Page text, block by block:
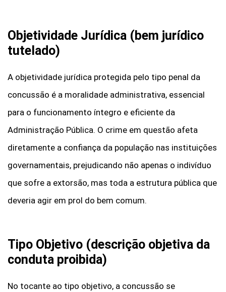
Objetividade Jurídica (bem jurídico
tutelado)
A objetividade jurídica protegida pelo tipo penal da
concussão é a moralidade administrativa, essencial
para o funcionamento íntegro e eficiente da
Administração Pública. O crime em questão afeta
diretamente a confiança da população nas instituições
governamentais, prejudicando não apenas o indivíduo
que sofre a extorsão, mas toda a estrutura pública que
deveria agir em prol do bem comum.
Tipo Objetivo (descrição objetiva da
conduta proibida)
No tocante ao tipo objetivo, a concussão se